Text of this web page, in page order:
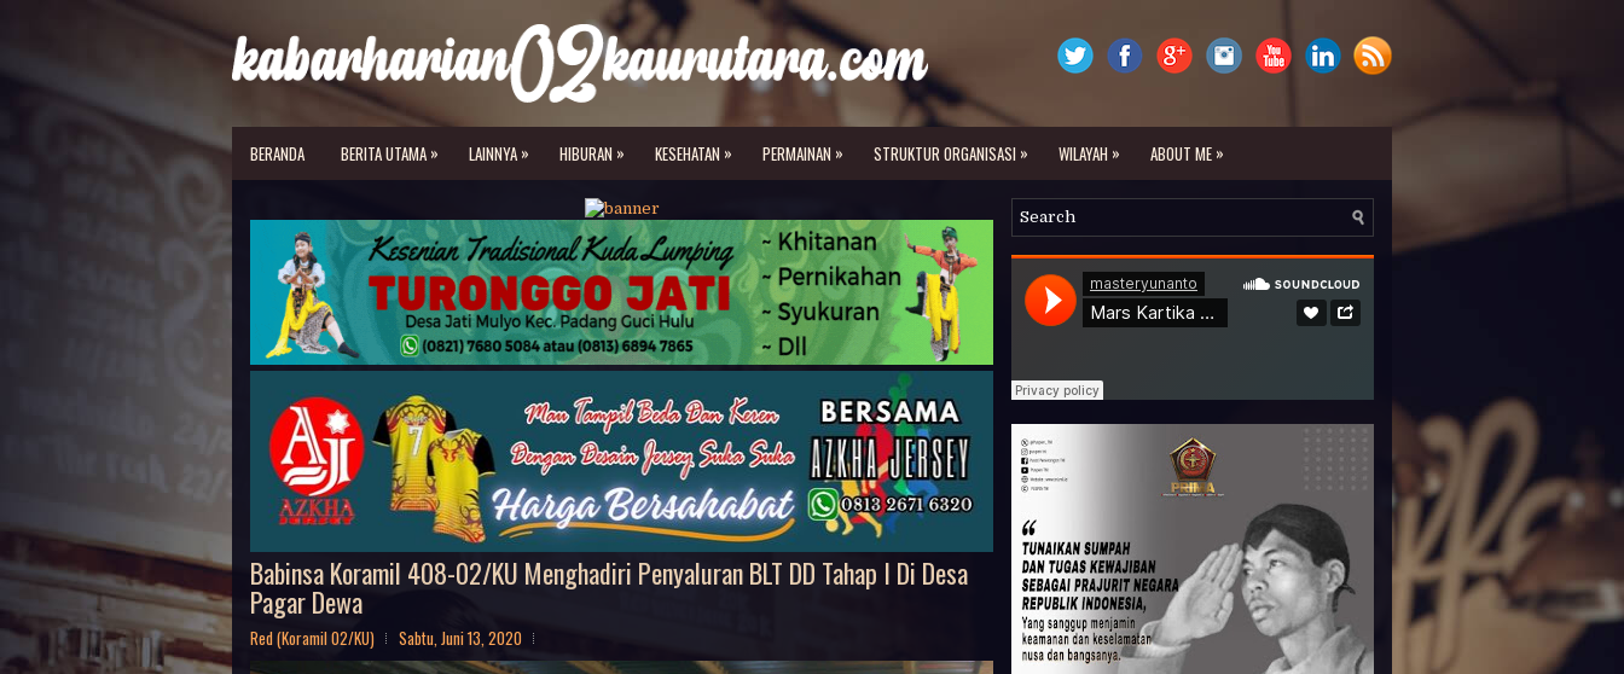
BERANDA BERITA UTAMA » LAINNYA » HIBURAN » KESEHATAN » PERMAINAN » STRUKTUR ORGANISASI » WILAYAH » ABOUT ME »
Babinsa Koramil 408-02/KU Menghadiri Penyaluran BLT DD Tahap I Di Desa
Pagar Dewa
Red (Koramil 02/KU) Sabtu, Juni 13, 2020